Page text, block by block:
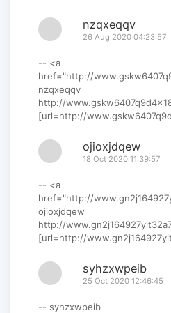
nzqxeqqv
26 Aug 2020 04:23:57
-- <a
href="http://
nzqxeqqv
http://
[url=http://
ojioxjdqew
18 Oct 2020 11:39:57
-- <a
href="http://
ojioxjdqew
http://
[url=http://
syhzxwpeib
25 Oct 2020 12:46:45
-- syhzxwpeib